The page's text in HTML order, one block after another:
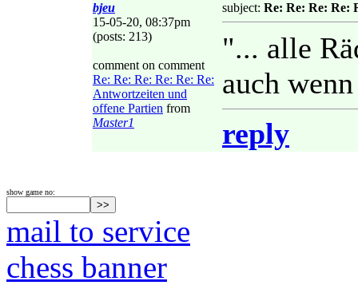
bjeu
15-05-20, 08:37pm
(posts: 213)
comment on comment
Re: Re: Re: Re: Re: Re:
Antwortzeiten und
offene Partien from
Master1
subject: Re: Re: Re: Re:
"... alle
auch
reply
show game no:
mail to service
chess banner